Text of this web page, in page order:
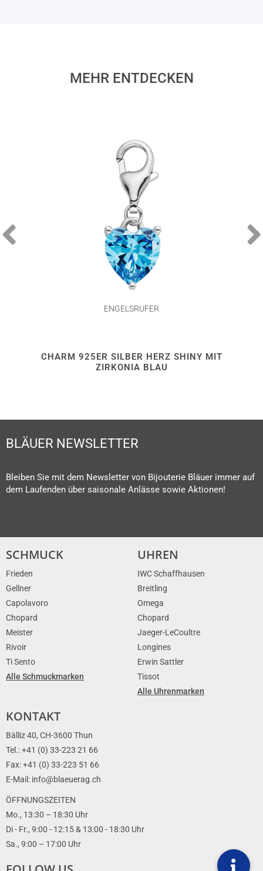
MEHR ENTDECKEN
ENGELSRUFER
CHARM 925ER SILBER HERZ SHINY MIT
ZIRKONIA BLAU
BLÄUER NEWSLETTER
Bleiben Sie mit dem Newsletter von Bijouterie Bläuer immer auf
dem Laufenden über saisonale Anlässe sowie Aktionen!
SCHMUCK
Frieden
Gellner
Capolavoro
Chopard
Meister
Rivoir
Ti Sento
Alle Schmuckmarken
UHREN
IWC Schaffhausen
Breitling
Omega
Chopard
Jaeger-LeCoultre
Longines
Erwin Sattler
Tissot
Alle Uhrenmarken
KONTAKT
Bälliz 40, CH-3600 Thun
Tel.: +41 (0) 33-223 21 66
Fax: +41 (0) 33-223 51 66
E-Mail: info@blaeuerag.ch
ÖFFNUNGSZEITEN
Mo., 13:30 – 18:30 Uhr
Di - Fr., 9:00 - 12:15 & 13:00 - 18:30 Uhr
Sa., 9:00 – 17:00 Uhr